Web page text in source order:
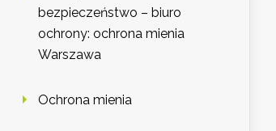
bezpieczeństwo – biuro
ochrony: ochrona mienia
Warszawa
Ochrona mienia